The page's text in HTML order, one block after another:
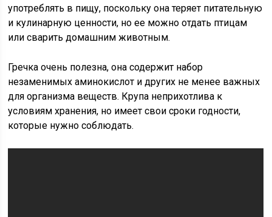
употреблять в пищу, поскольку она теряет питательную
и кулинарную ценности, но ее можно отдать птицам
или сварить домашним животным.
Гречка очень полезна, она содержит набор
незаменимых аминокислот и других не менее важных
для организма веществ. Крупа неприхотлива к
условиям хранения, но имеет свои сроки годности,
которые нужно соблюдать.